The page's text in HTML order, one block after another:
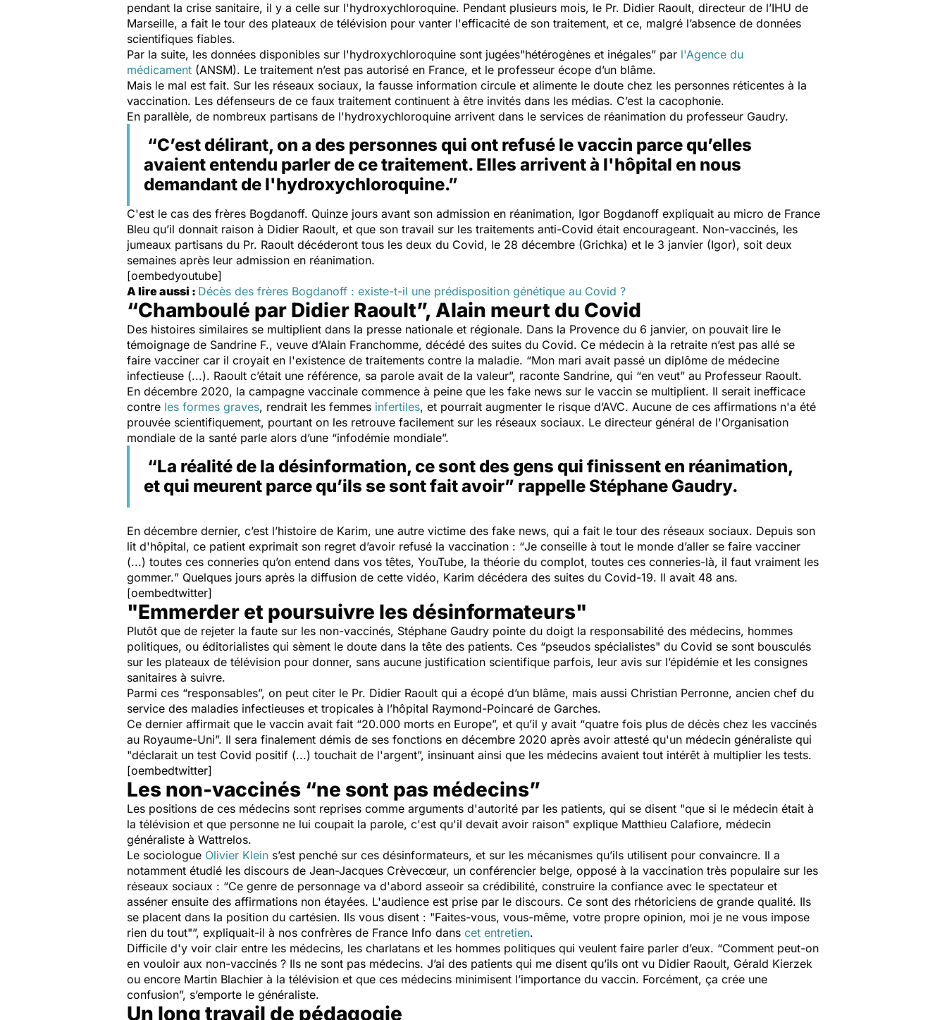
pendant la crise sanitaire, il y a celle sur l'hydroxychloroquine. Pendant plusieurs mois, le Pr. Didier Raoult, directeur de l’IHU de
Marseille, a fait le tour des plateaux de télévision pour vanter l'efficacité de son traitement, et ce, malgré l’absence de données
scientifiques fiables.
Par la suite, les données disponibles sur l'hydroxychloroquine sont jugées"​​hétérogènes et inégales” par l'Agence du
médicament (ANSM). Le traitement n’est pas autorisé en France, et le professeur écope d’un blâme.
Mais le mal est fait. Sur les réseaux sociaux, la fausse information circule et alimente le doute chez les personnes réticentes à la
vaccination. Les défenseurs de ce faux traitement continuent à être invités dans les médias. C’est la cacophonie.
En parallèle, de nombreux partisans de l'hydroxychloroquine arrivent dans le services de réanimation du professeur Gaudry.
“C’est délirant, on a des personnes qui ont refusé le vaccin parce qu’elles
avaient entendu parler de ce traitement. Elles arrivent à l'hôpital en nous
demandant de l'hydroxychloroquine.”
C'est le cas des frères Bogdanoff. Quinze jours avant son admission en réanimation, Igor Bogdanoff expliquait au micro de France
Bleu qu’il donnait raison à Didier Raoult, et que son travail sur les traitements anti-Covid était encourageant. Non-vaccinés, les
jumeaux partisans du Pr. Raoult décéderont tous les deux du Covid, le 28 décembre (Grichka) et le 3 janvier (Igor), soit deux
semaines après leur admission en réanimation.
[oembedyoutube]
A lire aussi : Décès des frères Bogdanoff : existe-t-il une prédisposition génétique au Covid ?
“Chamboulé par Didier Raoult”, Alain meurt du Covid
Des histoires similaires se multiplient dans la presse nationale et régionale. Dans la Provence du 6 janvier, on pouvait lire le
témoignage de Sandrine F., veuve d’Alain Franchomme, décédé des suites du Covid. Ce médecin à la retraite n’est pas allé se
faire vacciner car il croyait en l'existence de traitements contre la maladie. “Mon mari avait passé un diplôme de médecine
infectieuse (...). Raoult c’était une référence, sa parole avait de la valeur”, raconte Sandrine, qui “en veut” au Professeur Raoult.
En décembre 2020, la campagne vaccinale commence à peine que les fake news sur le vaccin se multiplient. Il serait inefficace
contre les formes graves, rendrait les femmes infertiles, et pourrait augmenter le risque d’AVC. Aucune de ces affirmations n'a été
prouvée scientifiquement, pourtant on les retrouve facilement sur les réseaux sociaux. Le directeur général de l'Organisation
mondiale de la santé parle alors d’une “infodémie mondiale”.
“La réalité de la désinformation, ce sont des gens qui finissent en réanimation,
et qui meurent parce qu’ils se sont fait avoir” rappelle Stéphane Gaudry.
En décembre dernier, c’est l’histoire de Karim, une autre victime des fake news, qui a fait le tour des réseaux sociaux. Depuis son
lit d'hôpital, ce patient exprimait son regret d’avoir refusé la vaccination : “Je conseille à tout le monde d’aller se faire vacciner
(...) toutes ces conneries qu’on entend dans vos têtes, YouTube, la théorie du complot, toutes ces conneries-là, il faut vraiment les
gommer.” Quelques jours après la diffusion de cette vidéo, Karim décédera des suites du Covid-19. Il avait 48 ans.
[oembedtwitter]
"Emmerder et poursuivre les désinformateurs"
Plutôt que de rejeter la faute sur les non-vaccinés, Stéphane Gaudry pointe du doigt la responsabilité des médecins, hommes
politiques, ou éditorialistes qui sèment le doute dans la tête des patients. Ces “pseudos spécialistes" du Covid se sont bousculés
sur les plateaux de télévision pour donner, sans aucune justification scientifique parfois, leur avis sur l’épidémie et les consignes
sanitaires à suivre.
Parmi ces “responsables”, on peut citer le Pr. Didier Raoult qui a écopé d’un blâme, mais aussi Christian Perronne, ancien chef du
service des maladies infectieuses et tropicales à l’hôpital Raymond-Poincaré de Garches.
Ce dernier affirmait que le vaccin avait fait “20.000 morts en Europe”, et qu’il y avait “quatre fois plus de décès chez les vaccinés
au Royaume-Uni”. Il sera finalement démis de ses fonctions en décembre 2020 après avoir attesté qu'un médecin généraliste qui
"déclarait un test Covid positif (...) touchait de l'argent”, insinuant ainsi que les médecins avaient tout intérêt à multiplier les tests.
[oembedtwitter]
Les non-vaccinés “ne sont pas médecins”
Les positions de ces médecins sont reprises comme arguments d'autorité par les patients, qui se disent "que si le médecin était à
la télévision et que personne ne lui coupait la parole, c'est qu'il devait avoir raison" explique Matthieu Calafiore, médecin
généraliste à Wattrelos.
Le sociologue Olivier Klein s’est penché sur ces désinformateurs, et sur les mécanismes qu’ils utilisent pour convaincre. Il a
notamment étudié les discours de Jean-Jacques Crèvecœur, un conférencier belge, opposé à la vaccination très populaire sur les
réseaux sociaux : “Ce genre de personnage va d'abord asseoir sa crédibilité, construire la confiance avec le spectateur et
asséner ensuite des affirmations non étayées. L'audience est prise par le discours. Ce sont des rhétoriciens de grande qualité. Ils
se placent dans la position du cartésien. Ils vous disent : "Faites-vous, vous-même, votre propre opinion, moi je ne vous impose
rien du tout"”, expliquait-il à nos confrères de France Info dans cet entretien.
Difficile d'y voir clair entre les médecins, les charlatans et les hommes politiques qui veulent faire parler d’eux. “Comment peut-on
en vouloir aux non-vaccinés ? Ils ne sont pas médecins. J’ai des patients qui me disent qu’ils ont vu Didier Raoult, Gérald Kierzek
ou encore Martin Blachier à la télévision et que ces médecins minimisent l’importance du vaccin. Forcément, ça crée une
confusion”, s’emporte le généraliste.
Un long travail de pédagogie